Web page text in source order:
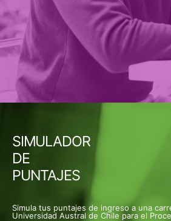
SIMULADOR
DE
PUNTAJES
Simula tus puntajes de ingreso a una
Universidad Austral de Chile para el